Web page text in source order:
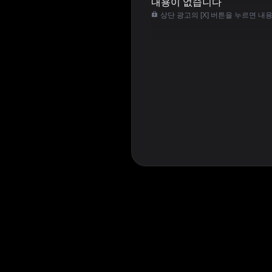
내용이 없습니다
상단 광고의 [X] 버튼을 누르면 내